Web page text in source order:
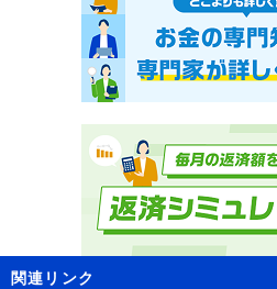
関連リンク